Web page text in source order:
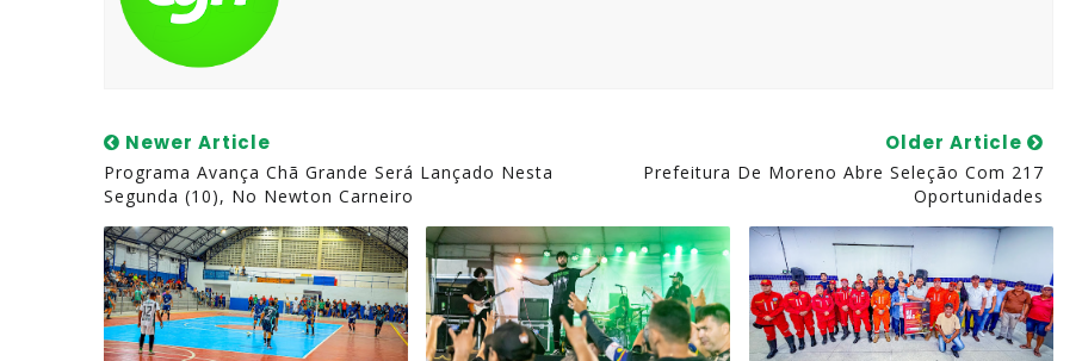
Newer Article
Programa Avança Chã Grande Será Lançado Nesta
Segunda (10), No Newton Carneiro
Older Article
Prefeitura De Moreno Abre Seleção Com 217
Oportunidades